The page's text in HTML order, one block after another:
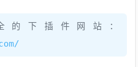
的下插件网站：